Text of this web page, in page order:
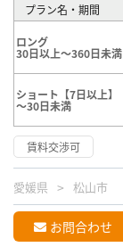
プラン名・期間
ロング
30日以上～360日未満
ショート【7日以上】
～30日未満
賃料交渉可
愛媛県 松山市
お問合わせ